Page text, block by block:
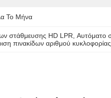
Το Μήνα
στάθμευσης HD LPR , Αυτόματο
πινακίδων αριθμού